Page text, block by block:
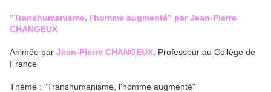
"Transhumanisme, l'homme augmenté" par Jean-Pierre
CHANGEUX
Animée par Jean-Pierre CHANGEUX, Professeur au Collège de
France
Thème : "Transhumanisme, l'homme augmenté"